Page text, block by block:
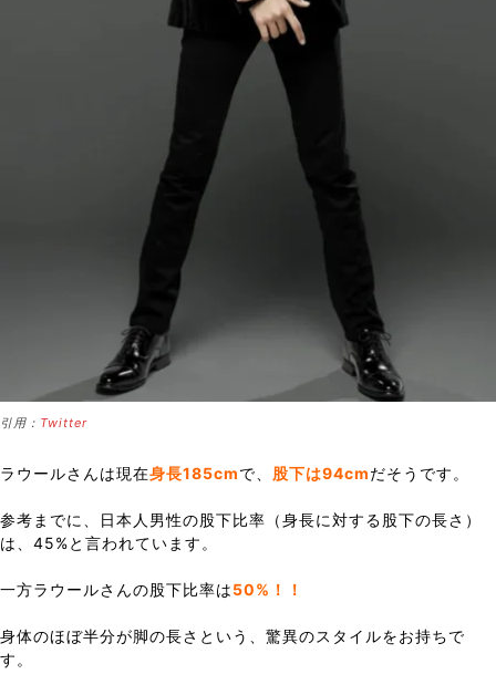
引用： Twitter
ラウールさんは現在身長185cmで、 股下は94cmだそうです。
参考までに、日本人男性の股下比率（身長に対する股下の長さ）
は、45%と言われています。
一方ラウールさんの股下比率は50%！！
身体のほぼ半分が脚の長さという、驚異のスタイルをお持ちで
す。